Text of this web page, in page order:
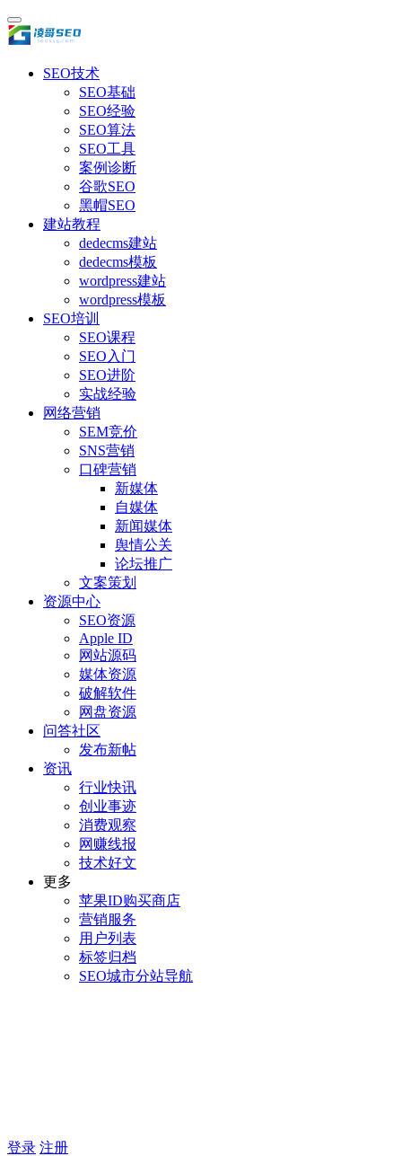
SEO技术
SEO基础
SEO经验
SEO算法
SEO工具
案例诊断
谷歌SEO
黑帽SEO
建站教程
dedecms建站
dedecms模板
wordpress建站
wordpress模板
SEO培训
SEO课程
SEO入门
SEO进阶
实战经验
网络营销
SEM竞价
SNS营销
口碑营销
新媒体
自媒体
新闻媒体
舆情公关
论坛推广
文案策划
资源中心
SEO资源
Apple ID
网站源码
媒体资源
破解软件
网盘资源
问答社区
发布新帖
资讯
行业快讯
创业事迹
消费观察
网赚线报
技术好文
更多
苹果ID购买商店
营销服务
用户列表
标签归档
SEO城市分站导航
登录 注册